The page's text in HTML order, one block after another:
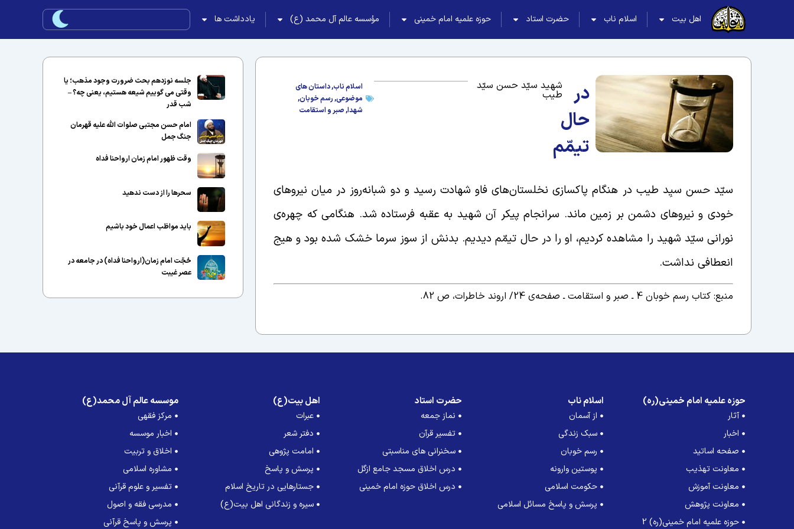
اهل بیت اسلام ناب حضرت استاد حوزه علمیه امام خمینی مؤسسه عالم آل محمد (ع) یادداشت ها
در
حال
تیمّم
شهید سیّد حسن سیّد
طیب
اسلام ناب,داستان های
موضوعی,رسم خوبان,
شهدا,صبر و استقامت
سیّد حسن سیِد طیب در هنگام پاکسازی نخلستان‌های فاو شهادت رسید و دو شبانه‌روز در میان نیروهای
خودی و نیروهای دشمن بر زمین ماند. سرانجام پیکر آن شهید به عقبه فرستاده شد. هنگامی که چهره‌ی
نورانی سیّد شهید را مشاهده کردیم، او را در حال تیمّم دیدیم. بدنش از سوز سرما خشک شده بود و هیج
انعطافی نداشت.
منبع: کتاب رسم خوبان 4 ـ صبر و استقامت ـ صفحه‌ی 24/ اروند خاطرات، ص 82.
جلسه نوزدهم بحث ضرورت وجود مذهب؛ یا
وقتی می گوییم شیعه هستیم، یعنی چه؟ –
شب قدر
امام حسن مجتبی صلوات الله علیه قهرمان
جنگ جمل
وقت ظهور امام زمان ارواحنا فداه
سحرها را از دست ندهید
باید مواظب اعمال خود باشیم
حُجّت امام زمان(ارواحنا فداه) در جامعه در
عصر غیبت
حوزه علمیه امام خمینی(ره)
آثار
اخبار
صفحه اساتید
معاونت تهذیب
معاونت آموزش
معاونت پژوهش
حوزه علمیه امام خمینی(ره) 2
اسلام ناب
از آسمان
سبک زندگی
رسم خوبان
پوستین وارونه
حکومت اسلامی
پرسش و پاسخ مسائل اسلامی
حضرت استاد
نماز جمعه
تفسیر قرآن
سخنرانی های مناسبتی
درس اخلاق مسجد جامع ازگل
درس اخلاق حوزه امام خمینی
اهل بیت(ع)
عبرات
دفتر شعر
امامت پژوهی
پرسش و پاسخ
جستارهایی در تاریخ اسلام
سیره و زندگانی اهل بیت(ع)
موسسه عالم آل محمد(ع)
مرکز فقهی
اخبار موسسه
اخلاق و تربیت
مشاوره اسلامی
تفسیر و علوم قرآنی
مدرسی فقه و اصول
پرسش و پاسخ قرآنی